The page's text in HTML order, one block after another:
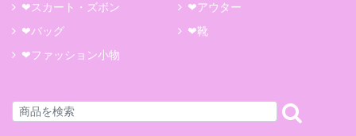
❤スカート・ズボン
❤アウター
❤バッグ
❤靴
❤ファッション小物